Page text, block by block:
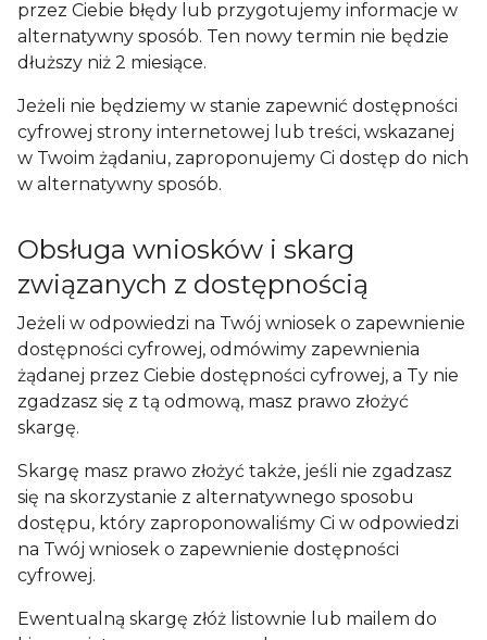
przez Ciebie błędy lub przygotujemy informacje w
alternatywny sposób. Ten nowy termin nie będzie
dłuższy niż 2 miesiące.
Jeżeli nie będziemy w stanie zapewnić dostępności
cyfrowej strony internetowej lub treści, wskazanej
w Twoim żądaniu, zaproponujemy Ci dostęp do nich
w alternatywny sposób.
Obsługa wniosków i skarg
związanych z dostępnością
Jeżeli w odpowiedzi na Twój wniosek o zapewnienie
dostępności cyfrowej, odmówimy zapewnienia
żądanej przez Ciebie dostępności cyfrowej, a Ty nie
zgadzasz się z tą odmową, masz prawo złożyć
skargę.
Skargę masz prawo złożyć także, jeśli nie zgadzasz
się na skorzystanie z alternatywnego sposobu
dostępu, który zaproponowaliśmy Ci w odpowiedzi
na Twój wniosek o zapewnienie dostępności
cyfrowej.
Ewentualną skargę złóż listownie lub mailem do